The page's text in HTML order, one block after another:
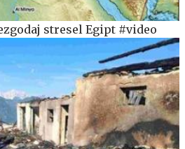
stresel Egipt #video